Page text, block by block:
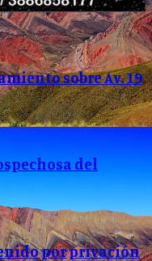
sobre Av. 19
del
por privación